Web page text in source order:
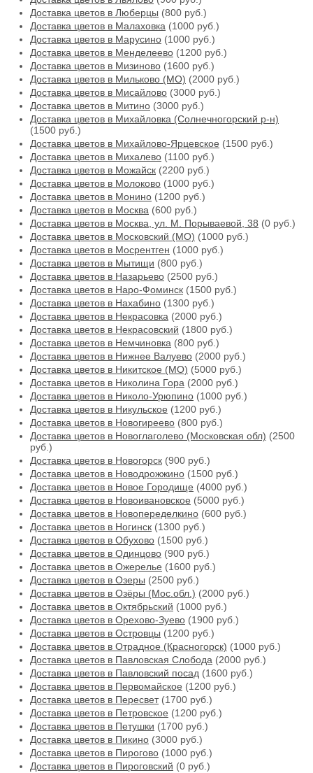
Доставка цветов в Люберцы (800 руб.)
Доставка цветов в Малаховка (1000 руб.)
Доставка цветов в Марусино (1000 руб.)
Доставка цветов в Менделеево (1200 руб.)
Доставка цветов в Мизиново (1600 руб.)
Доставка цветов в Мильково (МО) (2000 руб.)
Доставка цветов в Мисайлово (3000 руб.)
Доставка цветов в Митино (3000 руб.)
Доставка цветов в Михайловка (Солнечногорский р-н)
(1500 руб.)
Доставка цветов в Михайлово-Ярцевское (1500 руб.)
Доставка цветов в Михалево (1100 руб.)
Доставка цветов в Можайск (2200 руб.)
Доставка цветов в Молоково (1000 руб.)
Доставка цветов в Монино (1200 руб.)
Доставка цветов в Москва (600 руб.)
Доставка цветов в Москва, ул. М. Порываевой, 38 (0 руб.)
Доставка цветов в Московский (МО) (1000 руб.)
Доставка цветов в Мосрентген (1000 руб.)
Доставка цветов в Мытищи (800 руб.)
Доставка цветов в Назарьево (2500 руб.)
Доставка цветов в Наро-Фоминск (1500 руб.)
Доставка цветов в Нахабино (1300 руб.)
Доставка цветов в Некрасовка (2000 руб.)
Доставка цветов в Некрасовский (1800 руб.)
Доставка цветов в Немчиновка (800 руб.)
Доставка цветов в Нижнее Валуево (2000 руб.)
Доставка цветов в Никитское (МО) (5000 руб.)
Доставка цветов в Николина Гора (2000 руб.)
Доставка цветов в Николо-Урюпино (1000 руб.)
Доставка цветов в Никульское (1200 руб.)
Доставка цветов в Новогиреево (800 руб.)
Доставка цветов в Новоглаголево (Московская обл) (2500
руб.)
Доставка цветов в Новогорск (900 руб.)
Доставка цветов в Новодрожжино (1500 руб.)
Доставка цветов в Новое Городище (4000 руб.)
Доставка цветов в Новоивановское (5000 руб.)
Доставка цветов в Новопеределкино (600 руб.)
Доставка цветов в Ногинск (1300 руб.)
Доставка цветов в Обухово (1500 руб.)
Доставка цветов в Одинцово (900 руб.)
Доставка цветов в Ожерелье (1600 руб.)
Доставка цветов в Озеры (2500 руб.)
Доставка цветов в Озёры (Мос.обл.) (2000 руб.)
Доставка цветов в Октябрьский (1000 руб.)
Доставка цветов в Орехово-Зуево (1900 руб.)
Доставка цветов в Островцы (1200 руб.)
Доставка цветов в Отрадное (Красногорск) (1000 руб.)
Доставка цветов в Павловская Слобода (2000 руб.)
Доставка цветов в Павловский посад (1600 руб.)
Доставка цветов в Первомайское (1200 руб.)
Доставка цветов в Пересвет(1700 руб.)
Доставка цветов в Петровское (1200 руб.)
Доставка цветов в Петушки (1700 руб.)
Доставка цветов в Пикино (3000 руб.)
Доставка цветов в Пирогово (1000 руб.)
Доставка цветов в Пироговский (0 руб.)